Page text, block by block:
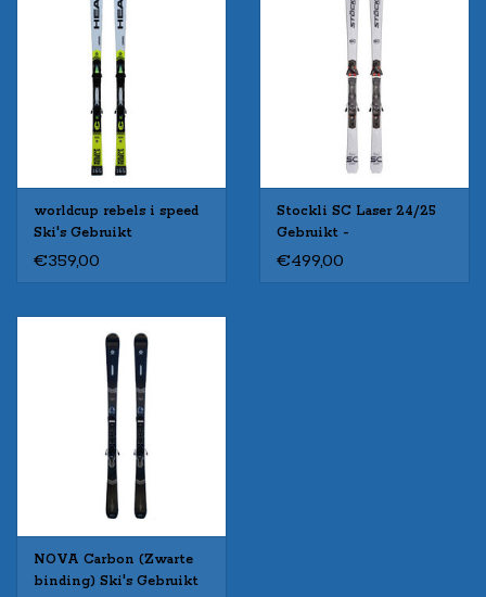
worldcup rebels i speed
Ski's Gebruikt
€359,00
Stockli SC Laser 24/25
Gebruikt -
€499,00
NOVA Carbon (Zwarte
binding) Ski's Gebruikt